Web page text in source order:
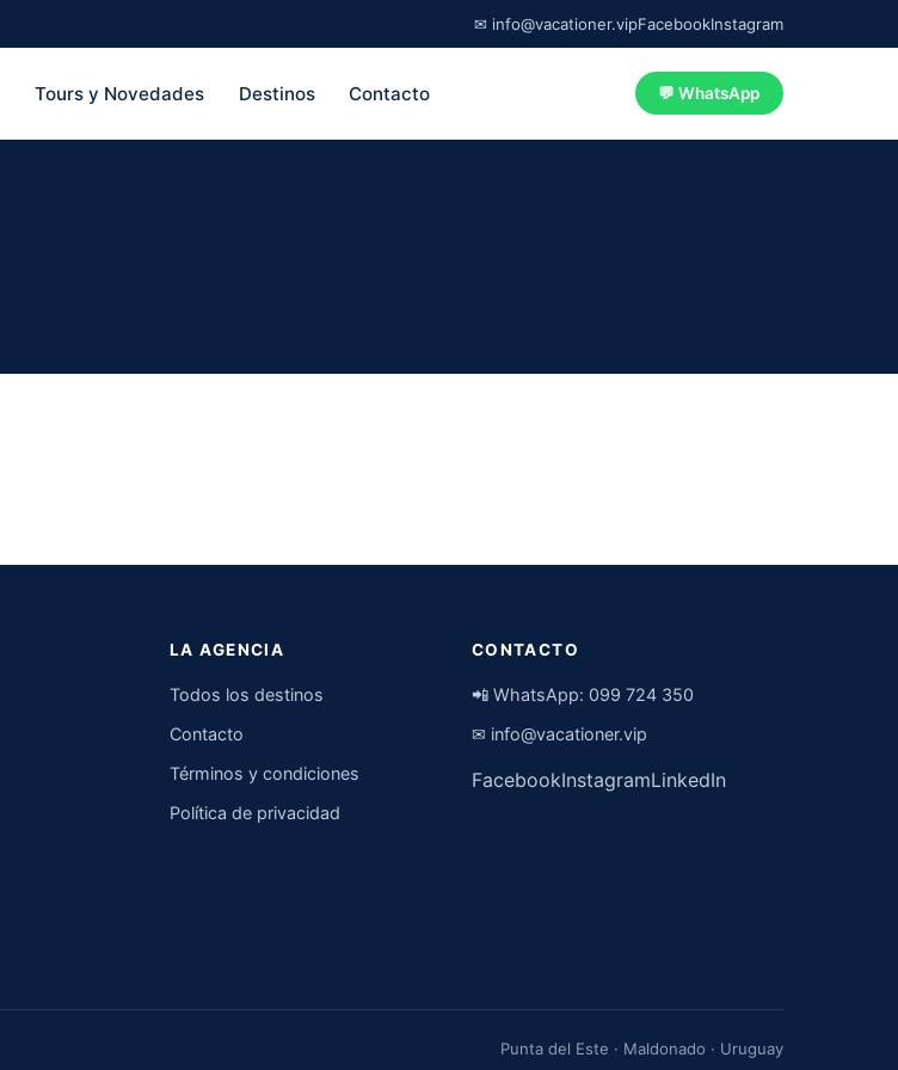
✉ info@vacationer.vipFacebookInstagram
Tours y Novedades Destinos Contacto 💬 WhatsApp
LA AGENCIA
Todos los destinos
Contacto
Términos y condiciones
Política de privacidad
CONTACTO
📲 WhatsApp: 099 724 350
✉ info@vacationer.vip
FacebookInstagramLinkedIn
Punta del Este · Maldonado · Uruguay